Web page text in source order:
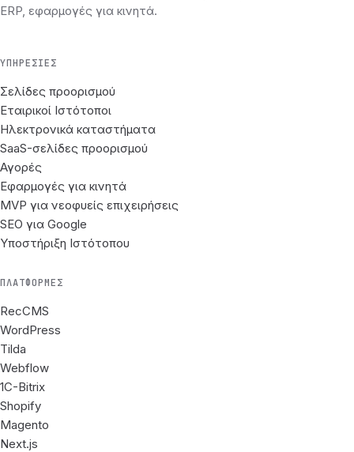
ERP, εφαρμογές για κινητά.
ΥΠΗΡΕΣΊΕΣ
Σελίδες προορισμού
Εταιρικοί Ιστότοποι
Ηλεκτρονικά καταστήματα
SaaS-σελίδες προορισμού
Αγορές
Εφαρμογές για κινητά
MVP για νεοφυείς επιχειρήσεις
SEO για Google
Υποστήριξη Ιστότοπου
ΠΛΑΤΦΌΡΜΕΣ
RecCMS
WordPress
Tilda
Webflow
1C-Bitrix
Shopify
Magento
Next.js